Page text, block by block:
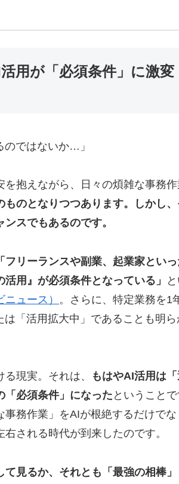
用が「必須条件」に激
のではないか…」
を抱えながら、日々の煩雑な事務
ものとなりつつあります。しかし
スでもあるのです。
「フリーランスや副業、起業家とい
用』が必須条件となっている」
ニュース） 。さらに、特定業務を1
「活用拡大中」であることも明ら
現実。それは、
もはやAI活用は
「必須条件」になった ということ
事務作業」をAIが根絶するだけで
される時代が到来したのです。
て見るか、それとも「最強の相棒